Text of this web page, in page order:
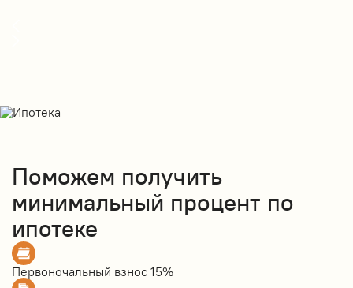
Поможем получить
минимальный процент по
ипотеке
Первоночальный взнос 15%